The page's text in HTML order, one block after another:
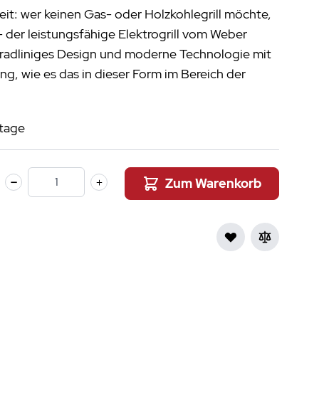
des Sens Körperpflege
>
wer keinen Gas- oder Holzkohlegrill möchte,
der leistungsfähige Elektrogrill vom Weber
Design und moderne Technologie mit
wie es das in dieser Form im Bereich der
Menge Zum Warenkorb